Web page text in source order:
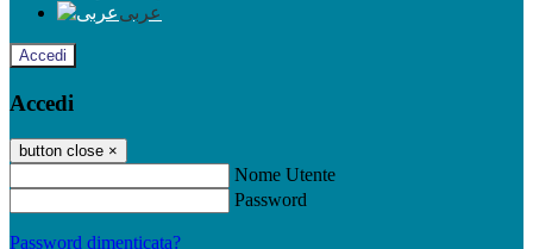
عربى
Accedi
Accedi
button close ×
Nome Utente
Password
Password dimenticata?